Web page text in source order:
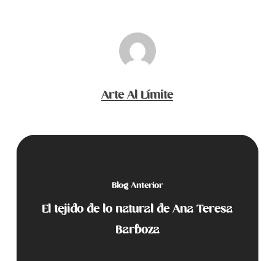
Arte Al Límite
Blog Anterior
El tejido de lo natural de Ana Teresa
Barboza